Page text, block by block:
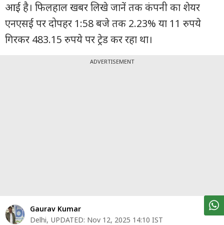
ट्रेंडिंग
बिजनेस
न्यूज
शेयर
बाज़ार
आई है। फिलहाल खबर लिखे जानें तक कंपनी का शेयर
एनएसई पर दोपहर 1:58 बजे तक 2.23% या 11 रुपये
गिरकर 483.15 रुपये पर ट्रेड कर रहा था।
ADVERTISEMENT
Gaurav Kumar
Delhi, UPDATED: Nov 12, 2025 14:10 IST